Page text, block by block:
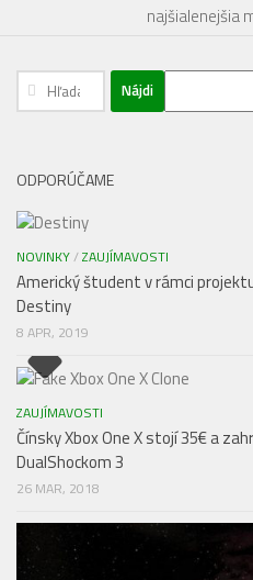
najšialenejšia
Hľadať:
ODPORÚČAME
NOVINKY/ZAUJÍMAVOSTI
Americký študent v rámci
Destiny
8 APR, 2019
ZAUJÍMAVOSTI
Čínsky Xbox One X stojí 35€ a
DualShockom 3
26 MAR, 2018